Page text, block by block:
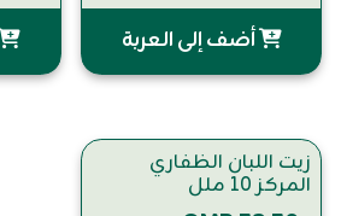
أضف إلى العربة
زيت اللبان الظفاري
المركز 10 ملل